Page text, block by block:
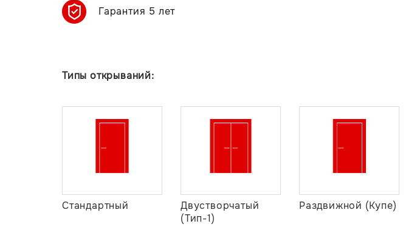
Гарантия 5 лет
Типы открываний:
Стандартный
Двустворчатый
(Тип-1)
Раздвижной (Купе)